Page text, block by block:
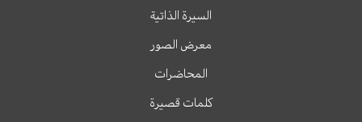
السيرة الذاتية
معرض الصور
المحاضرات
كلمات قصيرة